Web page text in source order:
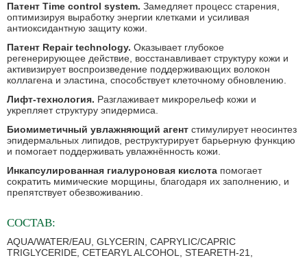
Патент Time control system. Замедляет процесс старения,
оптимизируя выработку энергии клетками и усиливая
антиоксидантную защиту кожи.
Патент Repair technology. Оказывает глубокое
регенерирующее действие, восстанавливает структуру кожи и
активизирует воспроизведение поддерживающих волокон
коллагена и эластина, способствует клеточному обновлению.
Лифт-технология. Разглаживает микрорельеф кожи и
укрепляет структуру эпидермиса.
Биомиметичный увлажняющий агент стимулирует неосинтез
эпидермальных липидов, реструктурирует барьерную функцию
и помогает поддерживать увлажнённость кожи.
Инкапсулированная гиалуроновая кислота помогает
сократить мимические морщины, благодаря их заполнению, и
препятствует обезвоживанию.
СОСТАВ:
AQUA/WATER/EAU, GLYCERIN, CAPRYLIC/CAPRIC
TRIGLYCERIDE, CETEARYL ALCOHOL, STEARETH-21,